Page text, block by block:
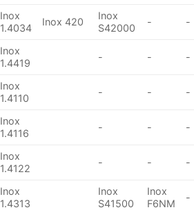
Inox
1.4034
Inox 420
Inox
S42000
- -
Inox
1.4419
- - -
Inox
1.4110
- - -
Inox
1.4116
- - -
Inox
1.4122
- - -
Inox
1.4313
Inox
S41500
Inox
F6NM
-